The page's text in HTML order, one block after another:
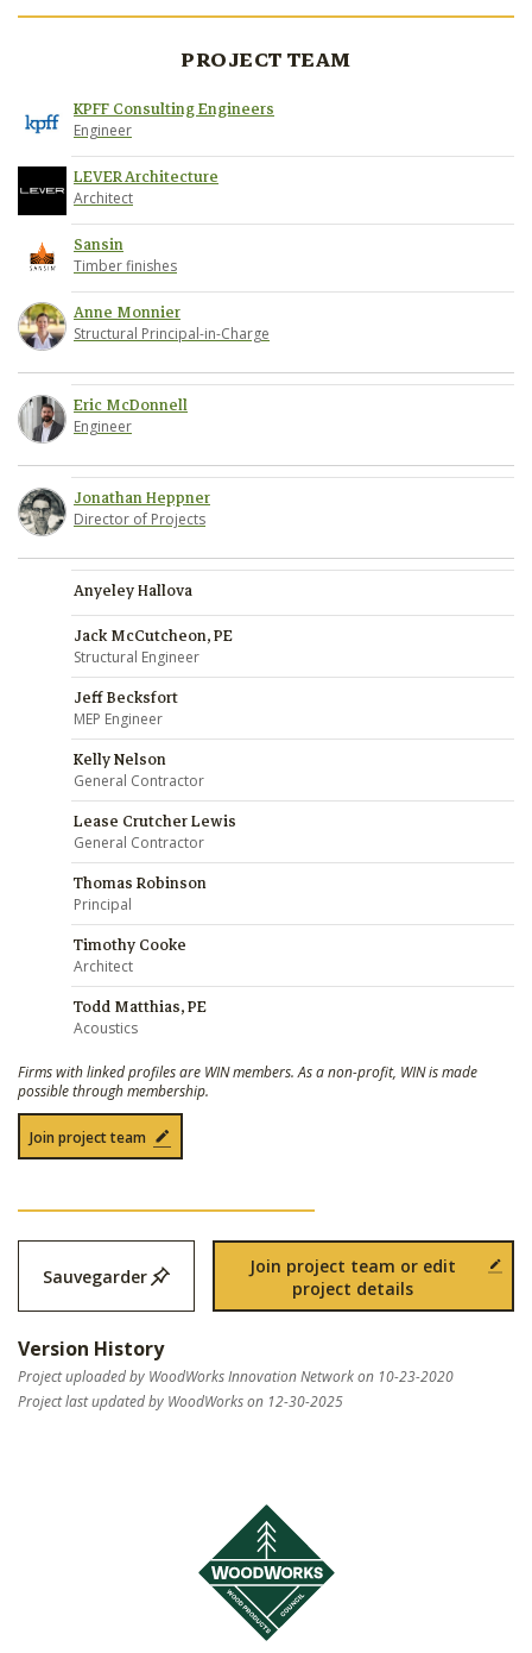
PROJECT TEAM
KPFF Consulting Engineers
Engineer
LEVER Architecture
Architect
Sansin
Timber finishes
Anne Monnier
Structural Principal-in-Charge
Eric McDonnell
Engineer
Jonathan Heppner
Director of Projects
Anyeley Hallova
Jack McCutcheon, PE
Structural Engineer
Jeff Becksfort
MEP Engineer
Kelly Nelson
General Contractor
Lease Crutcher Lewis
General Contractor
Thomas Robinson
Principal
Timothy Cooke
Architect
Todd Matthias, PE
Acoustics
Firms with linked profiles are WIN members. As a non-profit, WIN is made
possible through membership.
Join project team
Sauvegarder
Join project team or edit
project details
Version History
Project uploaded by WoodWorks Innovation Network on 10-23-2020
Project last updated by WoodWorks on 12-30-2025